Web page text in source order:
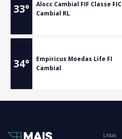
33°
Alocc Cambial FIF Classe FIC
Cambial RL
34°
Empiricus Moedas Life FI
Cambial
Listas